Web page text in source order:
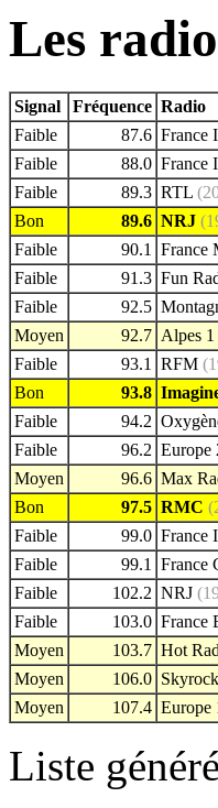
Les
Signal Fréquence Radio
Faible
87.6 France
Faible
88.0 France
Faible
89.3 RTL
Bon
89.6 NRJ
Faible
90.1 France
Faible
91.3 Fun
Faible
92.5
Moyen
92.7 Alpes 1
Faible
93.1 RFM
Bon
93.8
Faible
94.2
Faible
96.2 Europe
Moyen
96.6 Max
Bon
97.5 RMC
Faible
99.0 France
Faible
99.1 France
Faible
102.2 NRJ
Faible
103.0 France
Moyen
103.7 Hot
Moyen
106.0 Skyrock
Moyen
107.4 Europe
Liste